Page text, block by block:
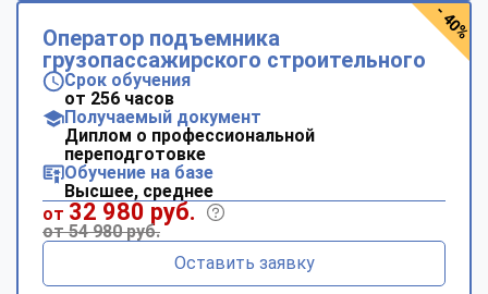
Оператор подъемника
грузопассажирского строительного
Срок обучения
от 256 часов
Получаемый документ
Диплом о профессиональной
переподготовке
Обучение на базе
Высшее, среднее
от 32 980 руб.
от 54 980 руб.
Оставить заявку
- 40%